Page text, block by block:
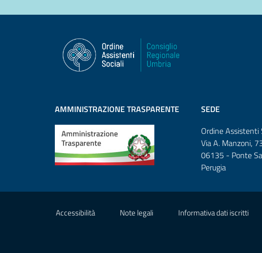
AMMINISTRAZIONE TRASPARENTE
SEDE
Ordine Assistenti
Via A. Manzoni,
06135 - Ponte
Perugia
Accessibilità Note legali Informativa dati iscritti